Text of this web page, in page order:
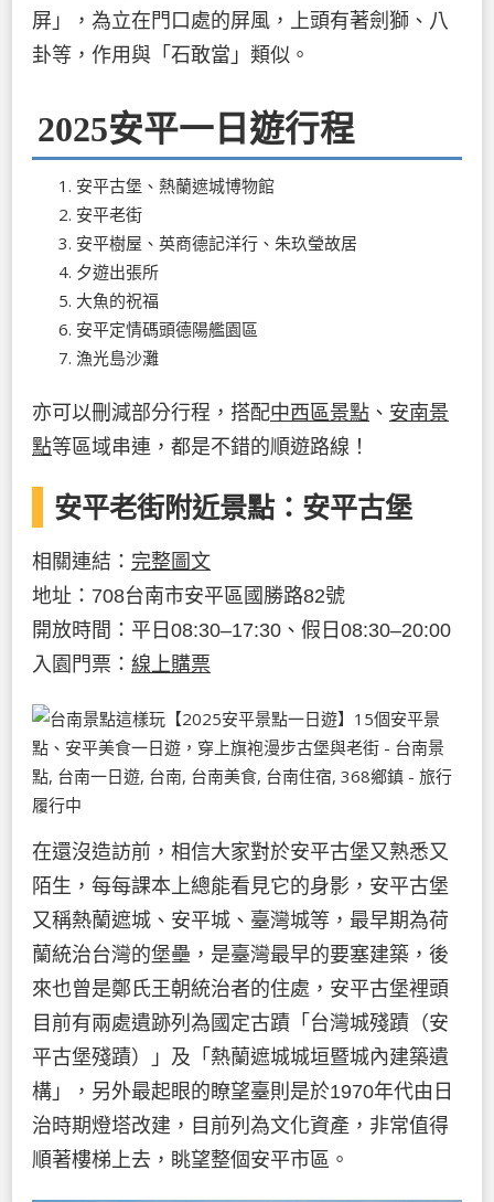
屏」，為立在門口處的屏風，上頭有著劍獅、八
卦等，作用與「石敢當」類似。
2025安平一日遊行程
安平古堡、熱蘭遮城博物館
安平老街
安平樹屋、英商德記洋行、朱玖瑩故居
夕遊出張所
大魚的祝福
安平定情碼頭德陽艦園區
漁光島沙灘
亦可以刪減部分行程，搭配中西區景點 、 安南景
點等區域串連，都是不錯的順遊路線！
安平老街附近景點：安平古堡
相關連結： 完整圖文
地址：708台南市安平區國勝路82號
開放時間：平日08:30–17:30、假日08:30–20:00
入園門票： 線上購票
在還沒造訪前，相信大家對於安平古堡又熟悉又
陌生，每每課本上總能看見它的身影，安平古堡
又稱熱蘭遮城、安平城、臺灣城等，最早期為荷
蘭統治台灣的堡壘，是臺灣最早的要塞建築，後
來也曾是鄭氏王朝統治者的住處，安平古堡裡頭
目前有兩處遺跡列為國定古蹟「台灣城殘蹟（安
平古堡殘蹟）」及「熱蘭遮城城垣暨城內建築遺
構」，另外最起眼的瞭望臺則是於1970年代由日
治時期燈塔改建，目前列為文化資產，非常值得
順著樓梯上去，眺望整個安平市區。